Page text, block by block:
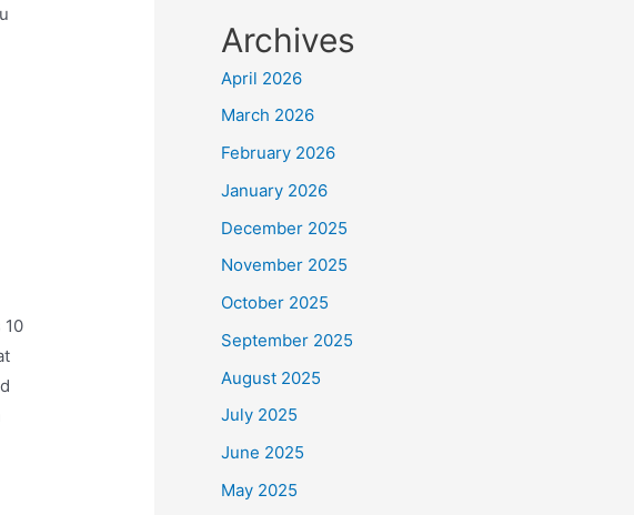
10
Archives
April 2026
March 2026
February 2026
January 2026
December 2025
November 2025
October 2025
September 2025
August 2025
July 2025
June 2025
May 2025